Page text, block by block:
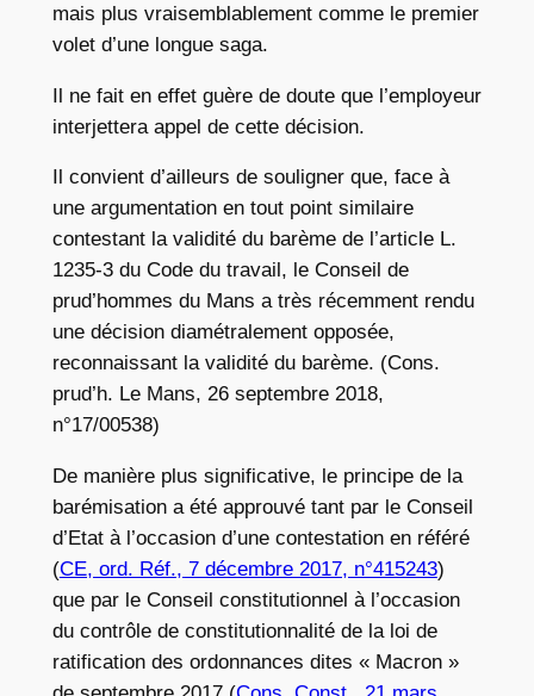
mais plus vraisemblablement comme le premier
volet d’une longue saga.
Il ne fait en effet guère de doute que l’employeur
interjettera appel de cette décision.
Il convient d’ailleurs de souligner que, face à
une argumentation en tout point similaire
contestant la validité du barème de l’article L.
1235-3 du Code du travail, le Conseil de
prud’hommes du Mans a très récemment rendu
une décision diamétralement opposée,
reconnaissant la validité du barème. (Cons.
prud’h. Le Mans, 26 septembre 2018,
n°17/00538)
De manière plus significative, le principe de la
barémisation a été approuvé tant par le Conseil
d’Etat à l’occasion d’une contestation en référé
(CE, ord. Réf., 7 décembre 2017, n°415243)
que par le Conseil constitutionnel à l’occasion
du contrôle de constitutionnalité de la loi de
ratification des ordonnances dites « Macron »